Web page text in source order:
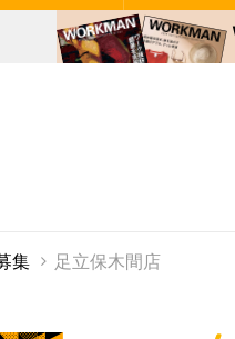
集 足立保木間店